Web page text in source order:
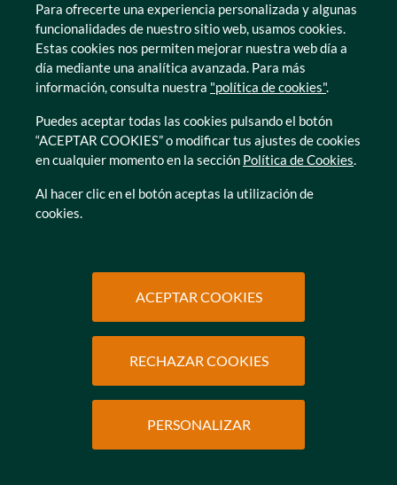
Ir a
Residencias de mayores en
Lleida
Ir a
Residencias de mayores en
SOLICITAR
INFORMACIÓN
Para ofrecerte una experiencia personalizada y algunas
funcionalidades de nuestro sitio web, usamos cookies.
Estas cookies nos permiten mejorar nuestra web día a
día mediante una analítica avanzada. Para más
información, consulta nuestra "política de cookies".
Puedes aceptar todas las cookies pulsando el botón
“ACEPTAR COOKIES” o modificar tus ajustes de cookies
en cualquier momento en la sección Política de Cookies.
Al hacer clic en el botón aceptas la utilización de
cookies.
ACEPTAR COOKIES
RECHAZAR COOKIES
PERSONALIZAR